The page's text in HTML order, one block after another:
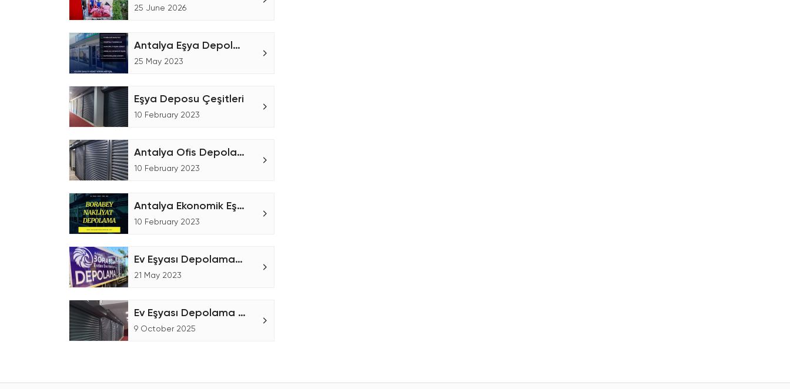
25 June 2026
Antalya Eşya Depolama Firması
25 May 2023
Eşya Deposu Çeşitleri
10 February 2023
Antalya Ofis Depolama Hizmetleri
10 February 2023
Antalya Ekonomik Eşya Depoları
10 February 2023
Ev Eşyası Depolama-Nakliye Ücretleri
21 May 2023
Ev Eşyası Depolama Hizmetleri
9 October 2025